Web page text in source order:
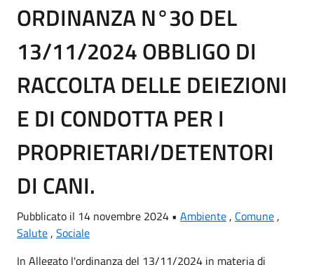
ORDINANZA N°30 DEL
13/11/2024 OBBLIGO DI
RACCOLTA DELLE DEIEZIONI
E DI CONDOTTA PER I
PROPRIETARI/DETENTORI
DI CANI.
Pubblicato il 14 novembre 2024 • Ambiente, Comune,
Salute, Sociale
In Allegato l'ordinanza del 13/11/2024 in materia di